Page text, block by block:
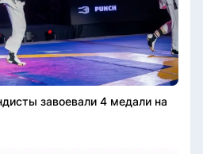
завоевали 4 медали на